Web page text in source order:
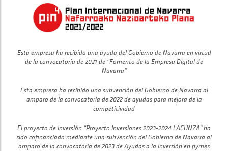
Esta empresa ha recibido una ayuda del Gobierno de Navarra en virtud
de la convocatoria de 2021 de “Fomento de la Empresa Digital de
Navarra”
Esta empresa ha recibido una subvención del Gobierno de Navarra al
amparo de la convocatoria de 2022 de ayudas para mejora de la
competitividad
El proyecto de inversión “Proyecto Inversiones 2023-2024 LACUNZA” ha
sido cofinanciado mediante una subvención del Gobierno de Navarra al
amparo de la convocatoria de 2023 de Ayudas a la inversión en pymes